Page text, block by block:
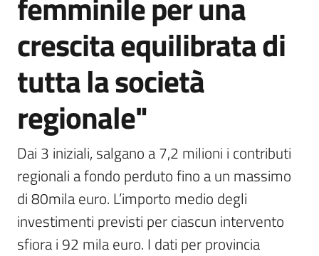
crescita equilibrata di
tutta la società
regionale"
Dai 3 iniziali, salgano a 7,2 milioni i contributi
regionali a fondo perduto fino a un massimo
di 80mila euro. L’importo medio degli
investimenti previsti per ciascun intervento
sfiora i 92 mila euro. I dati per provincia